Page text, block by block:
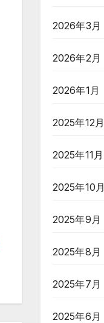
2026年3月
2026年2月
2026年1月
2025年12月
2025年11月
2025年10月
2025年9月
2025年8月
2025年7月
2025年6月